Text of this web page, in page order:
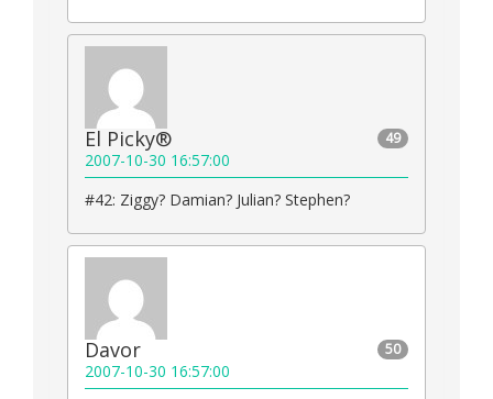
49
El Picky®
2007-10-30 16:57:00
#42: Ziggy? Damian? Julian? Stephen?
50
Davor
2007-10-30 16:57:00